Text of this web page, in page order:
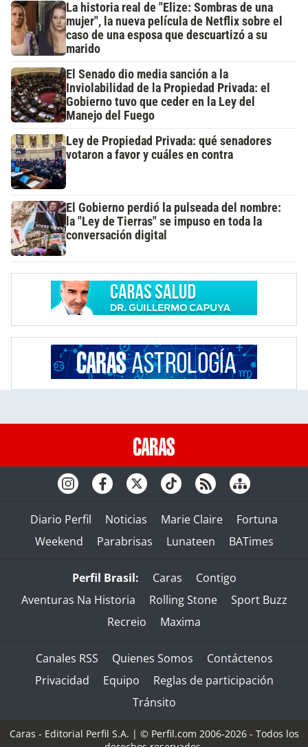
La historia real de "Elize: Sombras de una
mujer", la nueva película de Netflix sobre el
caso de una esposa que descuartizó a su
marido
El Senado dio media sanción a la
Inviolabilidad de la Propiedad Privada: el
Gobierno tuvo que ceder en la Ley del
Manejo del Fuego
Ley de Propiedad Privada: qué senadores
votaron a favor y cuáles en contra
El Gobierno perdió la pulseada del nombre:
la "Ley de Tierras" se impuso en toda la
conversación digital
Diario Perfil Noticias Marie Claire
Fortuna
Weekend
Parabrisas Lunateen BATimes
Perfil Brasil: Caras
Contigo
Aventuras Na Historia
Rolling Stone
Sport Buzz
Recreio
Maxima
Canales RSS Quienes Somos
Contáctenos
Privacidad
Equipo
Reglas de participación
Tránsito
Caras - Editorial Perfil S.A. | © Perfil.com 2006-2026 - Todos los